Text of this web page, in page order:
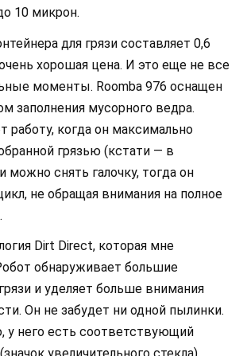
10 микрон.
для грязи составляет 0,6
хорошая цена. И это еще не все
моменты. Roomba 976 оснащен
заполнения мусорного ведра.
работу, когда он максимально
грязью (кстати — в
можно снять галочку, тогда он
не обращая внимания на полное
Dirt Direct, которая мне
обнаруживает большие
и уделяет больше внимания
Он не забудет ни одной пылинки.
у него есть соответствующий